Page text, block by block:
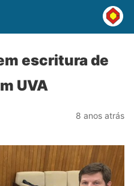
escritura de
UVA
8 anos atrás